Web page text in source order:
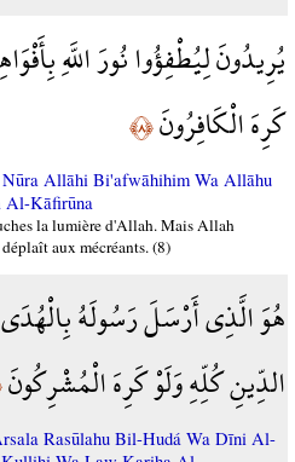
يُرِيدُونَ لِيُطْفِؤُوا نُورَ اللَّهِ
كَرِهَ الْكَافِرُونَ﴿٨﴾
Allāhi Bi'afwāhihim Wa Allāhu
Al-Kāfirūna
la lumière d'Allah. Mais Allah
aux mécréants. (8)
هُوَ الَّذِي أَرْسَلَ رَسُولَهُ
الدِّينِ كُلِّهِ وَلَوْ كَرِهَ الْمُشْرِكُونَ
Rasūlahu Bil-Hudá Wa Dīni Al-